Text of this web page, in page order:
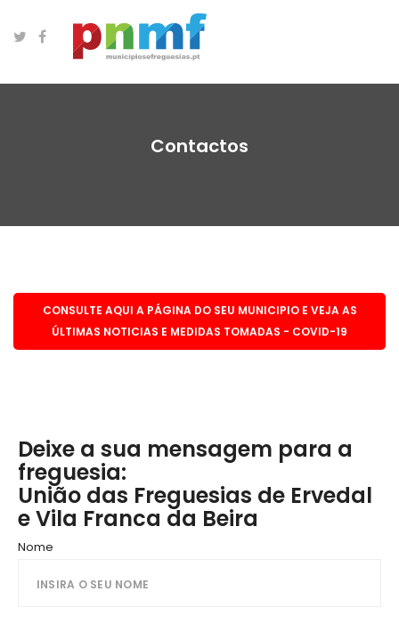
Contactos
CONSULTE AQUI A PÁGINA DO SEU MUNICIPIO E VEJA AS
ÚLTIMAS NOTICIAS E MEDIDAS TOMADAS - COVID-19
Deixe a sua mensagem para a
freguesia:
União das Freguesias de Ervedal
e Vila Franca da Beira
Nome